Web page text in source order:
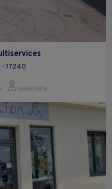
- 17240
collectivite